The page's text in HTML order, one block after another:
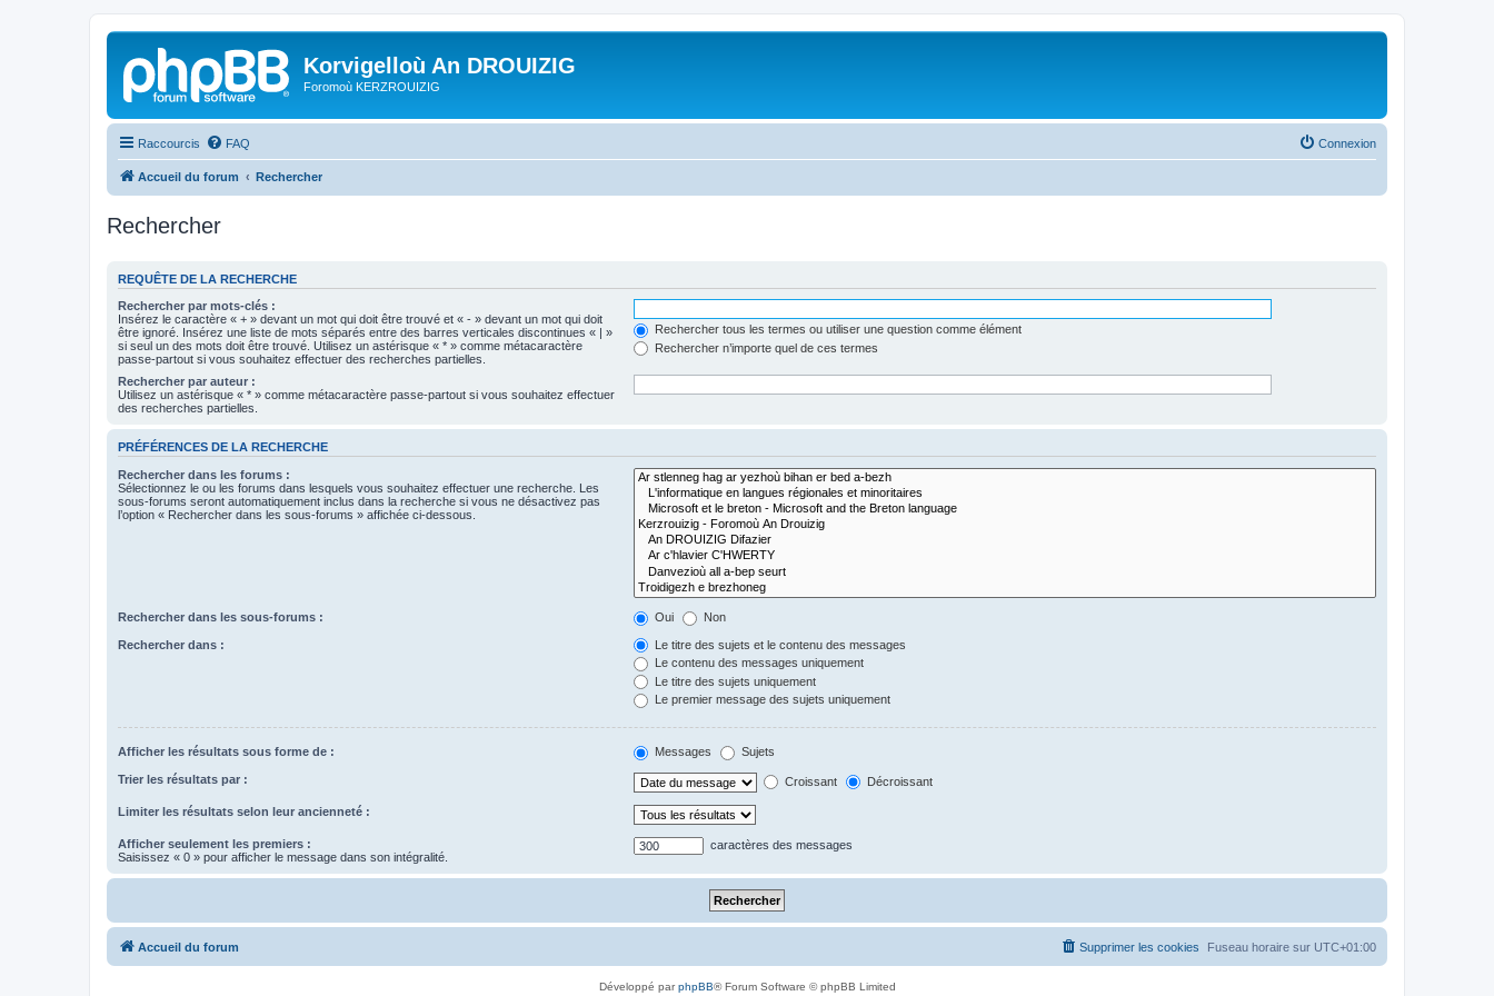
Korvigelloù An DROUIZIG
Foromoù KERZROUIZIG
Raccourcis FAQ Connexion
Accueil du forum Rechercher
Rechercher
REQUÊTE DE LA RECHERCHE
Rechercher par mots-clés :
Insérez le caractère « + » devant un mot qui doit être trouvé et « - » devant un mot qui doit
être ignoré. Insérez une liste de mots séparés entre des barres verticales discontinues « | »
si seul un des mots doit être trouvé. Utilisez un astérisque « * » comme métacaractère
passe-partout si vous souhaitez effectuer des recherches partielles.
Rechercher tous les termes ou utiliser une question comme élément
Rechercher n’importe quel de ces termes
Rechercher par auteur :
Utilisez un astérisque « * » comme métacaractère passe-partout si vous souhaitez effectuer
des recherches partielles.
PRÉFÉRENCES DE LA RECHERCHE
Rechercher dans les forums :
Sélectionnez le ou les forums dans lesquels vous souhaitez effectuer une recherche. Les
sous-forums seront automatiquement inclus dans la recherche si vous ne désactivez pas
l’option « Rechercher dans les sous-forums » affichée ci-dessous.
Rechercher dans les sous-forums : Oui Non
Rechercher dans :
Le titre des sujets et le contenu des messages
Le contenu des messages uniquement
Le titre des sujets uniquement
Le premier message des sujets uniquement
Afficher les résultats sous forme de : Messages Sujets
Trier les résultats par : Croissant Décroissant
Limiter les résultats selon leur ancienneté :
Afficher seulement les premiers :
Saisissez « 0 » pour afficher le message dans son intégralité.
caractères des messages
Accueil du forum Fuseau horaire sur UTC+01:00
Supprimer les cookies
Développé parphpBB® Forum Software © phpBB Limited